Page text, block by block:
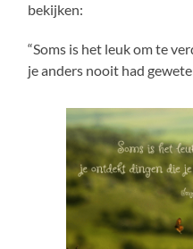
bekijken:
“Soms is het leuk om te
je anders nooit had